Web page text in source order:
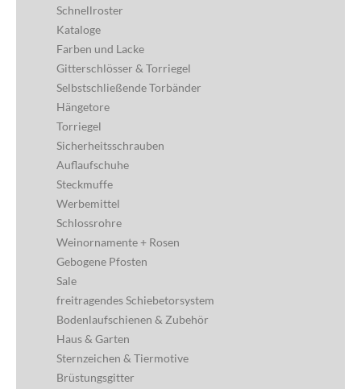
Schnellroster
Kataloge
Farben und Lacke
Gitterschlösser & Torriegel
Selbstschließende Torbänder
Hängetore
Torriegel
Sicherheitsschrauben
Auflaufschuhe
Steckmuffe
Werbemittel
Schlossrohre
Weinornamente + Rosen
Gebogene Pfosten
Sale
freitragendes Schiebetorsystem
Bodenlaufschienen & Zubehör
Haus & Garten
Sternzeichen & Tiermotive
Brüstungsgitter